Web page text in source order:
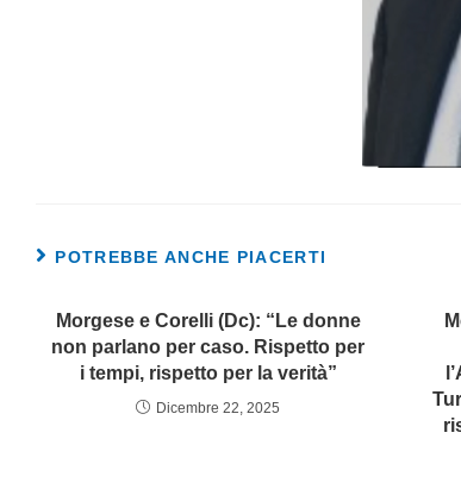
POTREBBE ANCHE PIACERTI
Morgese e Corelli (Dc): “Le donne
non parlano per caso. Rispetto per
i tempi, rispetto per la verità”
Dicembre 22, 2025